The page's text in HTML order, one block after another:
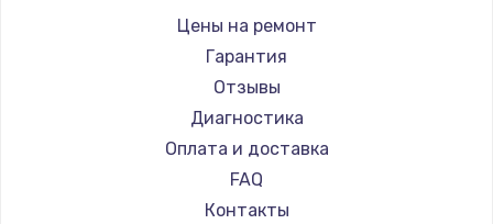
Xgimi
Canon
JVC
Casio
Hiper
HITACHI
Panasonic
Цены на ремонт
Гарантия
Отзывы
Диагностика
Оплата и доставка
FAQ
Контакты